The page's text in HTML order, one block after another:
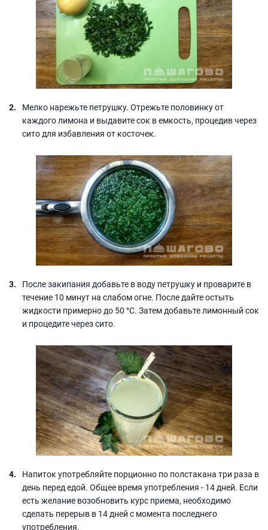
Мелко нарежьте петрушку. Отрежьте половинку от
каждого лимона и выдавите сок в емкость, процедив через
сито для избавления от косточек.
После закипания добавьте в воду петрушку и проварите в
течение 10 минут на слабом огне. После дайте остыть
жидкости примерно до 50 °C. Затем добавьте лимонный сок
и процедите через сито.
Напиток употребляйте порционно по полстакана три раза в
день перед едой. Общее время употребления - 14 дней. Если
есть желание возобновить курс приема, необходимо
сделать перерыв в 14 дней с момента последнего
употребления.